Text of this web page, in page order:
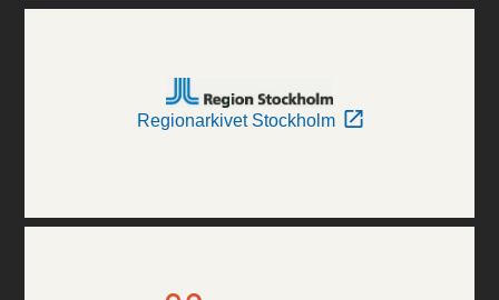
Regionarkivet Stockholm